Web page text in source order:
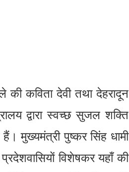
की कविता देवी तथा देहरादून
द्वारा स्वच्छ सुजल शक्ति
मुख्यमंत्री पुष्कर सिंह धामी
विशेषकर यहाँ की